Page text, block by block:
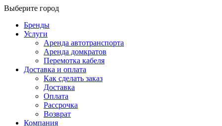
Выберите город
Бренды
Услуги
Аренда автотранспорта
Аренда домкратов
Перемотка кабеля
Доставка и оплата
Как сделать заказ
Доставка
Оплата
Рассрочка
Возврат
Компания